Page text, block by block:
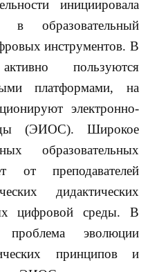
инициировала
в образовательный
инструментов. В
пользуются
платформами, на
электронно-
(ЭИОС). Широкое
образовательных
от преподавателей
дидактических
цифровой среды. В
проблема эволюции
принципов и